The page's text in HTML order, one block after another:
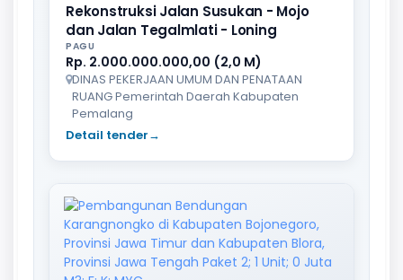
Rekonstruksi Jalan Susukan - Mojo
dan Jalan Tegalmlati - Loning
PAGU
Rp. 2.000.000.000,00 (2,0 M)
DINAS PEKERJAAN UMUM DAN PENATAAN
RUANG Pemerintah Daerah Kabupaten
Pemalang
Detail tender→